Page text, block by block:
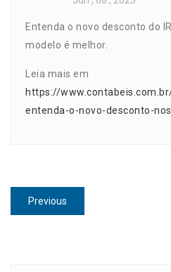
Entenda o novo desconto do
modelo é melhor.
Leia mais em
https://
entenda-o-novo-desconto-
Navegação
de
Previous
post: